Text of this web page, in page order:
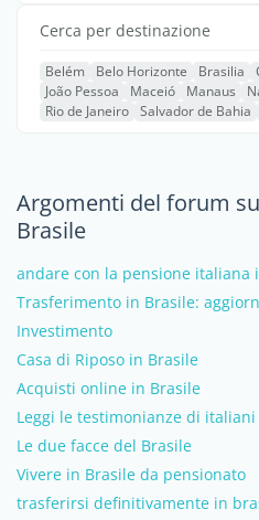
Cerca per destinazione
Belém Belo Horizonte Brasilia
João Pessoa
Maceió Manaus
Rio de Janeiro Salvador de Bahia
Argomenti del forum
Brasile
andare con la pensione italiana
Trasferimento in Brasile:
Investimento
Casa di Riposo in Brasile
Acquisti online in Brasile
Leggi le testimonianze di
Le due facce del Brasile
Vivere in Brasile da pensionato
trasferirsi definitivamente in